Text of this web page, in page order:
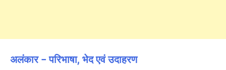
अलंकार – परिभाषा, भेद एवं उदाहरण